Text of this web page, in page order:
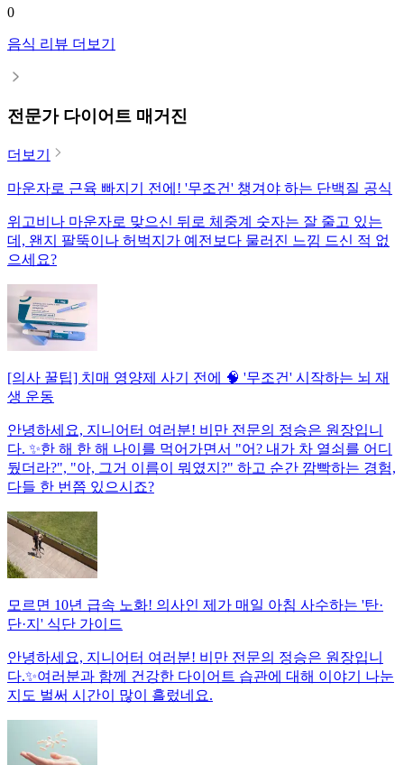
0
음식 리뷰 더보기
전문가 다이어트 매거진
더보기
마운자로 근육 빠지기 전에! '무조건' 챙겨야 하는 단백질 공식
위고비나 마운자로 맞으신 뒤로 체중계 숫자는 잘 줄고 있는
데, 왠지 팔뚝이나 허벅지가 예전보다 물러진 느낌 드신 적 없
으세요?
[의사 꿀팁] 치매 영양제 사기 전에 🧠 '무조건' 시작하는 뇌 재
생 운동
안녕하세요, 지니어터 여러분! 비만 전문의 정승은 원장입니
다. ✨한 해 한 해 나이를 먹어가면서 "어? 내가 차 열쇠를 어디
뒀더라?", "아, 그거 이름이 뭐였지?" 하고 순간 깜빡하는 경험,
다들 한 번쯤 있으시죠?
모르면 10년 급속 노화! 의사인 제가 매일 아침 사수하는 '탄·
단·지' 식단 가이드
안녕하세요, 지니어터 여러분! 비만 전문의 정승은 원장입니
다.✨여러분과 함께 건강한 다이어트 습관에 대해 이야기 나눈
지도 벌써 시간이 많이 흘렀네요.